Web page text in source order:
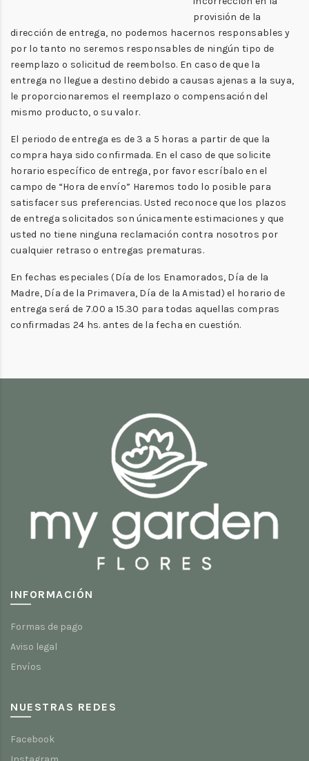
provisión de la
dirección de entrega, no podemos hacernos responsables y
por lo tanto no seremos responsables de ningún tipo de
reemplazo o solicitud de reembolso. En caso de que la
entrega no llegue a destino debido a causas ajenas a la suya,
le proporcionaremos el reemplazo o compensación del
mismo producto, o su valor.
El periodo de entrega es de 3 a 5 horas a partir de que la
compra haya sido confirmada. En el caso de que solicite
horario específico de entrega, por favor escríbalo en el
campo de “Hora de envío” Haremos todo lo posible para
satisfacer sus preferencias. Usted reconoce que los plazos
de entrega solicitados son únicamente estimaciones y que
usted no tiene ninguna reclamación contra nosotros por
cualquier retraso o entregas prematuras.
En fechas especiales (Día de los Enamorados, Día de la
Madre, Día de la Primavera, Día de la Amistad) el horario de
entrega será de 7.00 a 15.30 para todas aquellas compras
confirmadas 24 hs. antes de la fecha en cuestión.
INFORMACIÓN
Formas de pago
Aviso legal
Envíos
NUESTRAS REDES
Facebook